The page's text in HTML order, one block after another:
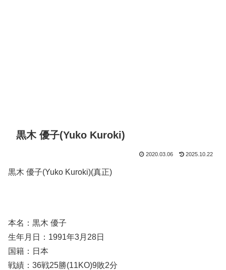
黒木 優子(Yuko Kuroki)
2020.03.06 2025.10.22
黒木 優子(Yuko Kuroki)(真正)
本名：黒木 優子
生年月日：1991年3月28日
国籍：日本
戦績：36戦25勝(11KO)9敗2分